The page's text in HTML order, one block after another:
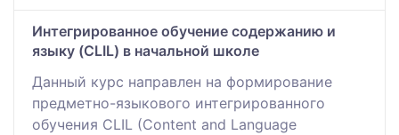
Интегрированное обучение содержанию и
языку (CLIL) в начальной школе
Данный курс направлен на формирование
предметно-языкового интегрированного
обучения CLIL (Content and Language